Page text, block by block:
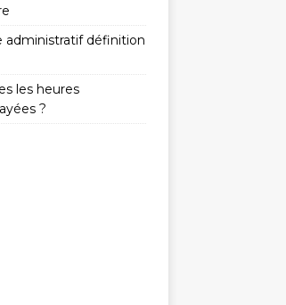
administratif définition
les heures
?